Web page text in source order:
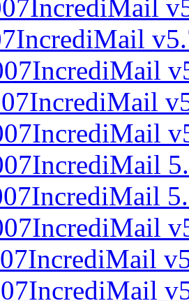
IncrediMail
IncrediMail
IncrediMail
IncrediMail
IncrediMail
IncrediMail
IncrediMail
IncrediMail
IncrediMail
IncrediMail